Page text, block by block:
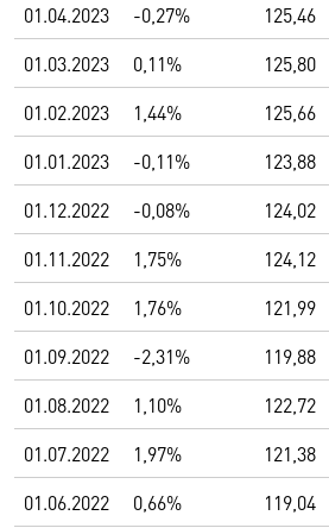
01.04.2023
-0,27% 125,46
01.03.2023
0,11% 125,80
01.02.2023
1,44% 125,66
01.01.2023
-0,11% 123,88
01.12.2022
-0,08% 124,02
01.11.2022
1,75% 124,12
01.10.2022
1,76% 121,99
01.09.2022
-2,31% 119,88
01.08.2022
1,10% 122,72
01.07.2022
1,97% 121,38
01.06.2022
0,66% 119,04